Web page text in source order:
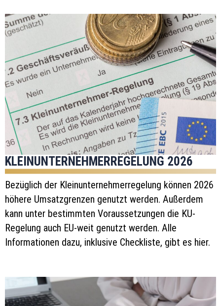
KLEINUNTERNEHMERREGELUNG 2026
Bezüglich der Kleinunternehmerregelung können 2026
höhere Umsatzgrenzen genutzt werden. Außerdem
kann unter bestimmten Voraussetzungen die KU-
Regelung auch EU-weit genutzt werden. Alle
Informationen dazu, inklusive Checkliste, gibt es hier.